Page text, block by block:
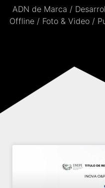
ADN de Marca /
Offline / Foto & Video /